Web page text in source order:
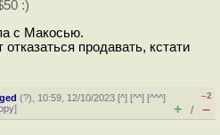
:)
с Макосью.
продавать, кстати
(?), 10:59, 12/10/2023 [^] [^^] [^^^]
]
–2
+ / –